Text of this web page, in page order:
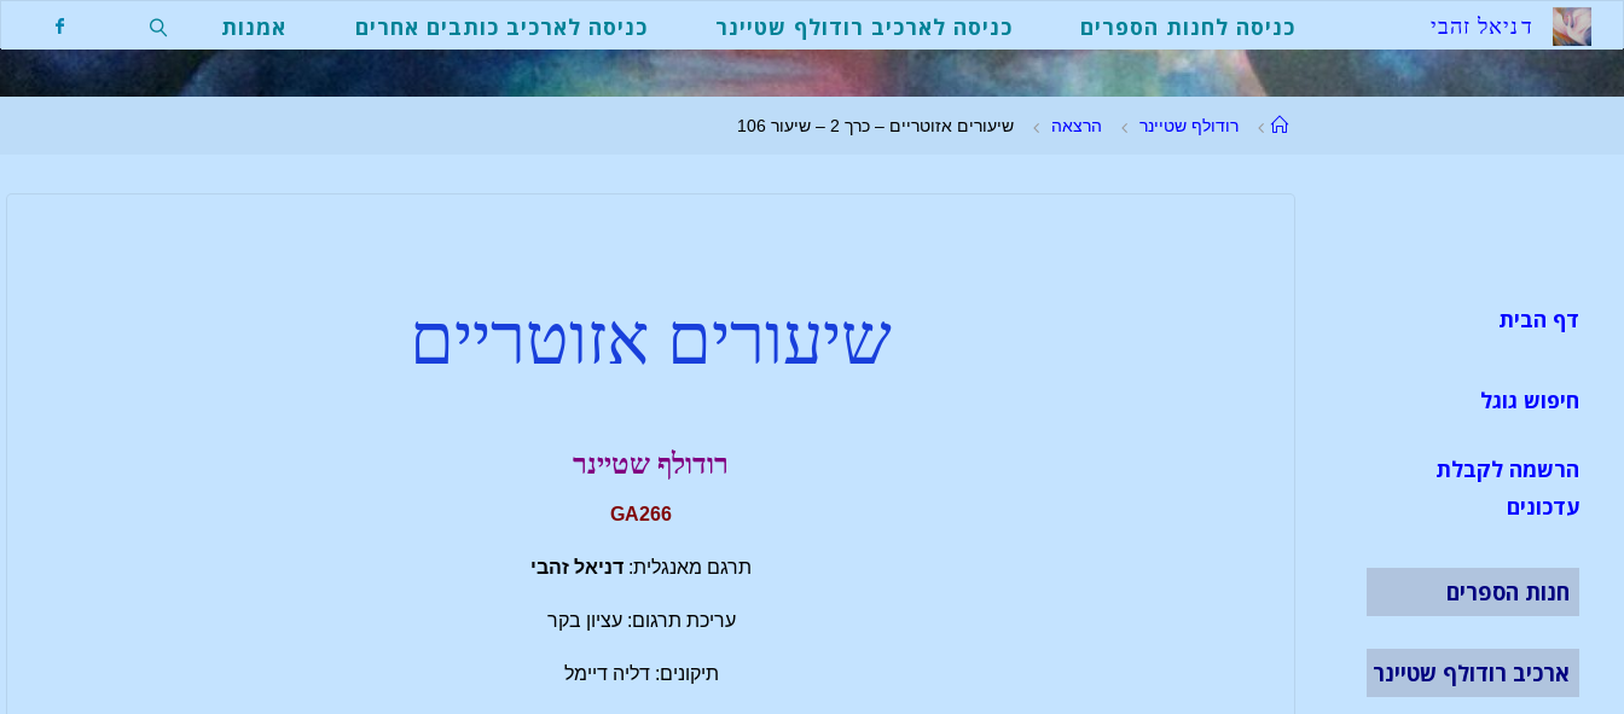
דניאל זהבי כניסה לחנות הספרים כניסה לארכיב רודולף שטיינר כניסה לארכיב כותבים אחרים אמנות
רודולף שטיינר הרצאה שיעורים אזוטריים – כרך 2 – שיעור 106
שיעורים אזוטריים
רודולף שטיינר
GA266
תרגם מאנגלית: דניאל זהבי
עריכת תרגום: עציון בקר
תיקונים: דליה דיימל
דף הבית
חיפוש גוגל
הרשמה לקבלת
עדכונים
חנות הספרים
ארכיב רודולף שטיינר